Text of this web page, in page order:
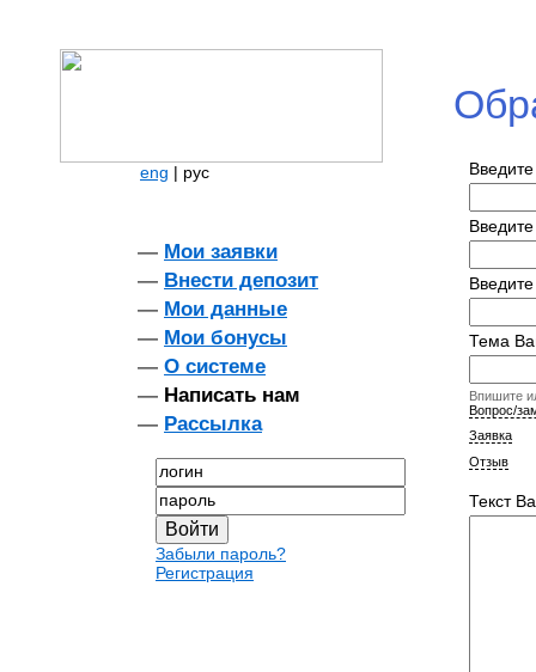
eng | рус
— Мои заявки
— Внести депозит
— Мои данные
— Мои бонусы
— О системе
— Написать нам
— Рассылка
логин
пароль
Забыли пароль?
Регистрация
Тема
Впишите
Вопрос/
Заявка
Отзыв
Текст